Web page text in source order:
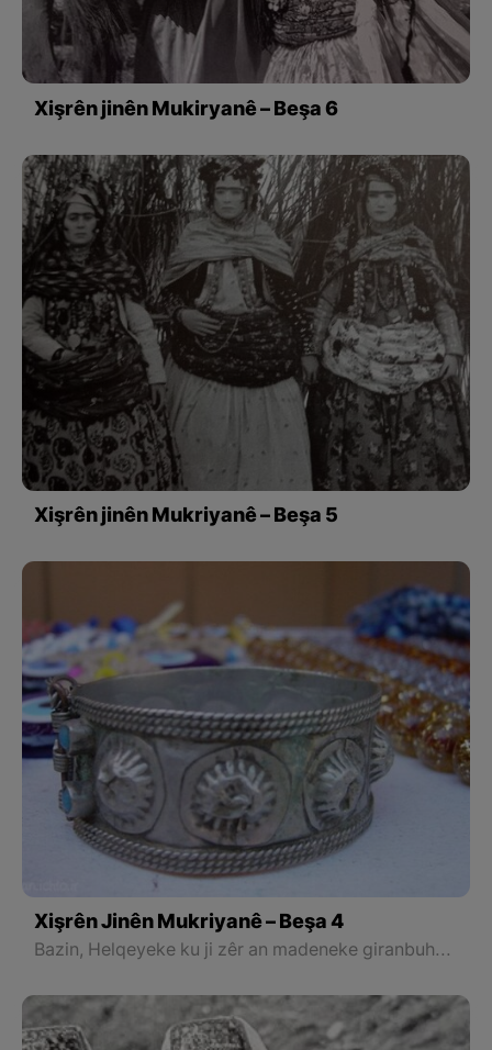
Xişrên jinên Mukiryanê – Beşa 6
Xişrên jinên Mukriyanê – Beşa 5
Xişrên Jinên Mukriyanê – Beşa 4
Bazin, Helqeyeke ku ji zêr an madeneke giranbuha tê çêkirin ku bo xemlê dikin zenda xwe yan milê xwe